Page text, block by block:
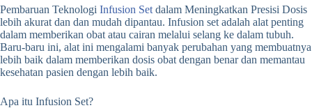
Pembaruan Teknologi Infusion Set dalam Meningkatkan Presisi Dosis
lebih akurat dan dan mudah dipantau. Infusion set adalah alat penting
dalam memberikan obat atau cairan melalui selang ke dalam tubuh.
Baru-baru ini, alat ini mengalami banyak perubahan yang membuatnya
lebih baik dalam memberikan dosis obat dengan benar dan memantau
kesehatan pasien dengan lebih baik.
Apa itu Infusion Set?